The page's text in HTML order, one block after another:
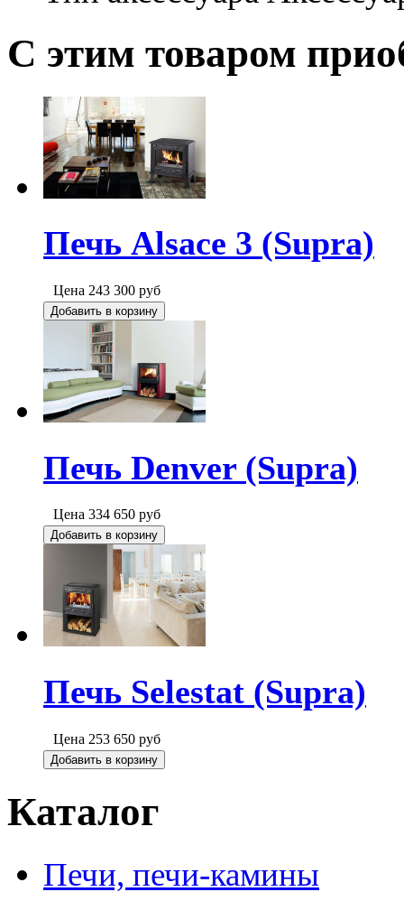
С этим товаром
Печь Alsace 3 (Supra)
Цена 243 300 руб
Добавить в корзину
Печь Denver (Supra)
Цена 334 650 руб
Добавить в корзину
Печь Selestat (Supra)
Цена 253 650 руб
Добавить в корзину
Каталог
Печи, печи-камины